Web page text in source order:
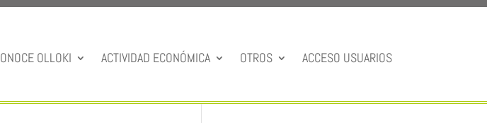
OLLOKI ACTIVIDAD ECONÓMICA OTROS ACCESO USUARIOS